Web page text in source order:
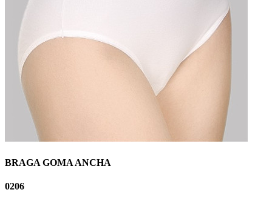
BRAGA GOMA ANCHA
0206